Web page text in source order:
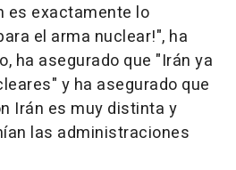
es exactamente lo
el arma nuclear!", ha
ha asegurado que "Irán ya
y ha asegurado que
Irán es muy distinta y
las administraciones